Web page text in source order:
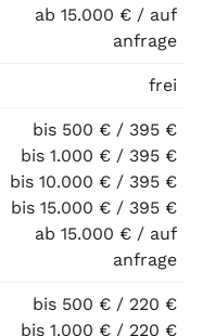
ab 15.000 € / auf
anfrage
frei
bis 500 € / 395 €
bis 1.000 € / 395 €
bis 10.000 € / 395 €
bis 15.000 € / 395 €
ab 15.000 € / auf
anfrage
bis 500 € / 220 €
bis 1.000 € / 220 €